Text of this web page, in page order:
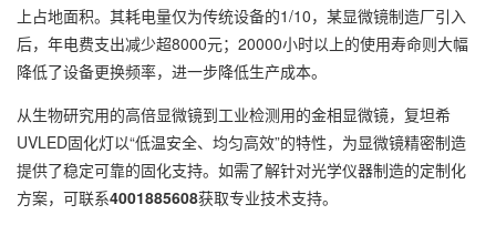
上占地面积。其耗电量仅为传统设备的1/10，某显微镜制造厂引入
后，年电费支出减少超8000元；20000小时以上的使用寿命则大幅
降低了设备更换频率，进一步降低生产成本。
从生物研究用的高倍显微镜到工业检测用的金相显微镜，复坦希
UVLED固化灯以“低温安全、均匀高效”的特性，为显微镜精密制造
提供了稳定可靠的固化支持。如需了解针对光学仪器制造的定制化
方案，可联系4001885608获取专业技术支持。